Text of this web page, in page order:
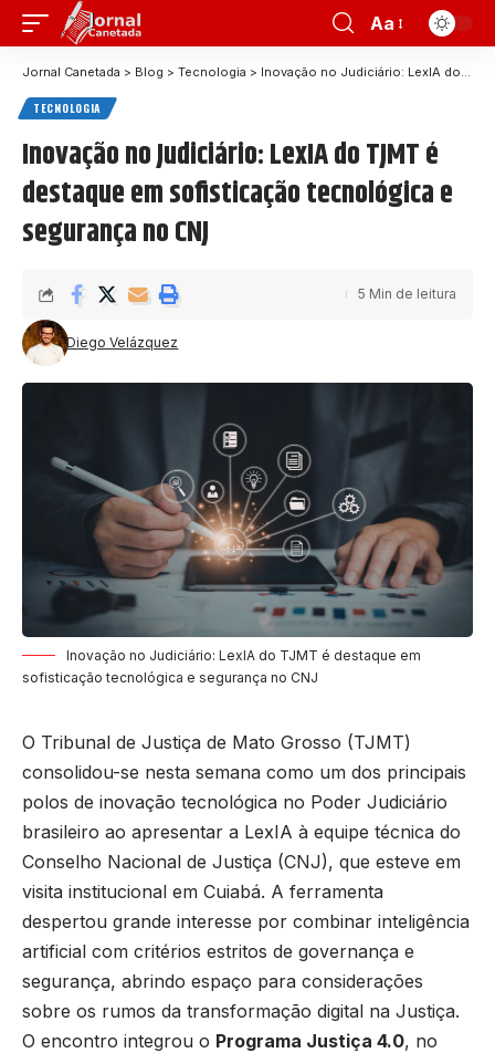
Aa
Jornal Canetada > Blog > Tecnologia > Inovação no Judiciário: LexIA do TJMT é destaque em sofisticação tecnológica e segurança no CNJ
TECNOLOGIA
Inovação no Judiciário: LexIA do TJMT é
destaque em sofisticação tecnológica e
segurança no CNJ
Diego Velázquez
5 Min de leitura
Inovação no Judiciário: LexIA do TJMT é destaque em
sofisticação tecnológica e segurança no CNJ
O Tribunal de Justiça de Mato Grosso (TJMT)
consolidou-se nesta semana como um dos principais
polos de inovação tecnológica no Poder Judiciário
brasileiro ao apresentar a LexIA à equipe técnica do
Conselho Nacional de Justiça (CNJ), que esteve em
visita institucional em Cuiabá. A ferramenta
despertou grande interesse por combinar inteligência
artificial com critérios estritos de governança e
segurança, abrindo espaço para considerações
sobre os rumos da transformação digital na Justiça.
O encontro integrou o Programa Justiça 4.0, no